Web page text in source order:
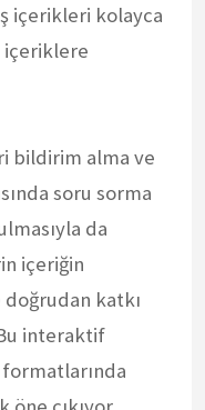
içerikleri kolayca
bildirim alma ve
soru sorma
da
içeriğin
katkı
interaktif